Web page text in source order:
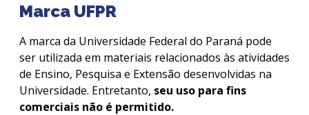
Marca UFPR
A marca da Universidade Federal do Paraná pode
ser utilizada em materiais relacionados às atividades
de Ensino, Pesquisa e Extensão desenvolvidas na
Universidade. Entretanto, seu uso para fins
comerciais não é permitido.